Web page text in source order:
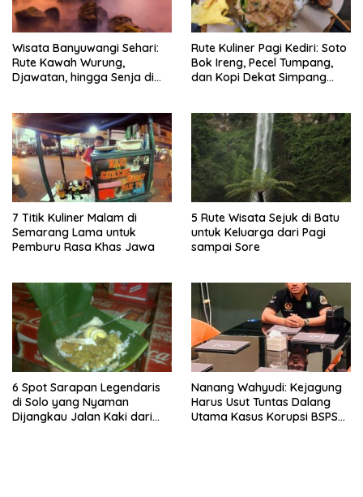
Wisata Banyuwangi Sehari:
Rute Kawah Wurung,
Djawatan, hingga Senja di
Rute Kuliner Pagi Kediri: Soto
Bok Ireng, Pecel Tumpang,
dan Kopi Dekat Simpang
7 Titik Kuliner Malam di
Semarang Lama untuk
Pemburu Rasa Khas Jawa
5 Rute Wisata Sejuk di Batu
untuk Keluarga dari Pagi
sampai Sore
6 Spot Sarapan Legendaris
di Solo yang Nyaman
Dijangkau Jalan Kaki dari
Nanang Wahyudi: Kejagung
Harus Usut Tuntas Dalang
Utama Kasus Korupsi BSPS